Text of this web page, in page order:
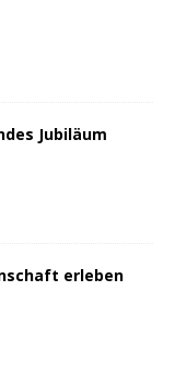
Jubiläum
erleben